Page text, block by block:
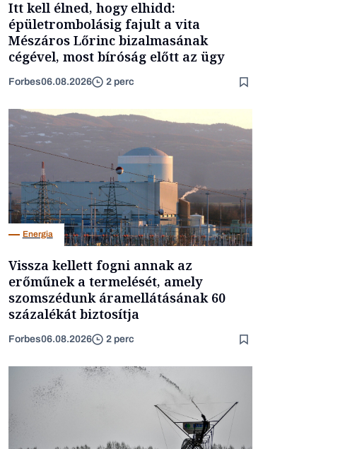
Itt kell élned, hogy elhidd:
épületrombolásig fajult a vita
Mészáros Lőrinc bizalmasának
cégével, most bíróság előtt az ügy
Forbes06.08.2026 2 perc
Energia
Vissza kellett fogni annak az
erőműnek a termelését, amely
szomszédunk áramellátásának 60
százalékát biztosítja
Forbes06.08.2026 2 perc